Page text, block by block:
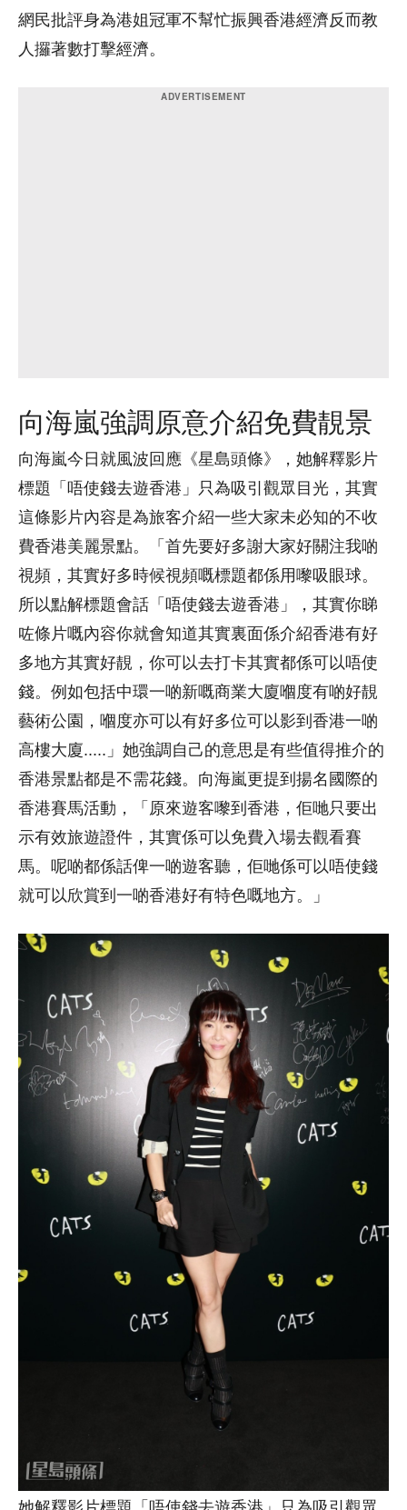
網民批評身為港姐冠軍不幫忙振興香港經濟反而教
人攞著數打擊經濟。
向海嵐強調原意介紹免費靚景
向海嵐今日就風波回應《星島頭條》，她解釋影片
標題「唔使錢去遊香港」只為吸引觀眾目光，其實
這條影片內容是為旅客介紹一些大家未必知的不收
費香港美麗景點。「首先要好多謝大家好關注我啲
視頻，其實好多時候視頻嘅標題都係用嚟吸眼球。
所以點解標題會話「唔使錢去遊香港」，其實你睇
咗條片嘅內容你就會知道其實裏面係介紹香港有好
多地方其實好靚，你可以去打卡其實都係可以唔使
錢。例如包括中環一啲新嘅商業大廈嗰度有啲好靚
藝術公園，嗰度亦可以有好多位可以影到香港一啲
高樓大廈.....」她強調自己的意思是有些值得推介的
香港景點都是不需花錢。向海嵐更提到揚名國際的
香港賽馬活動，「原來遊客嚟到香港，佢哋只要出
示有效旅遊證件，其實係可以免費入場去觀看賽
馬。呢啲都係話俾一啲遊客聽，佢哋係可以唔使錢
就可以欣賞到一啲香港好有特色嘅地方。」
她解釋影片標題「唔使錢去遊香港」只為吸引觀眾